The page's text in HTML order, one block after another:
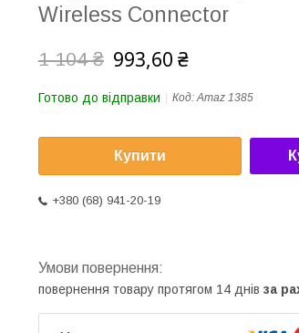
Wireless Connector
1 104 ₴ 993,60 ₴
Готово до відправки Код:Amaz 1385
Купити
+380 (68) 941-20-19
повернення товару протягом 14 днів за